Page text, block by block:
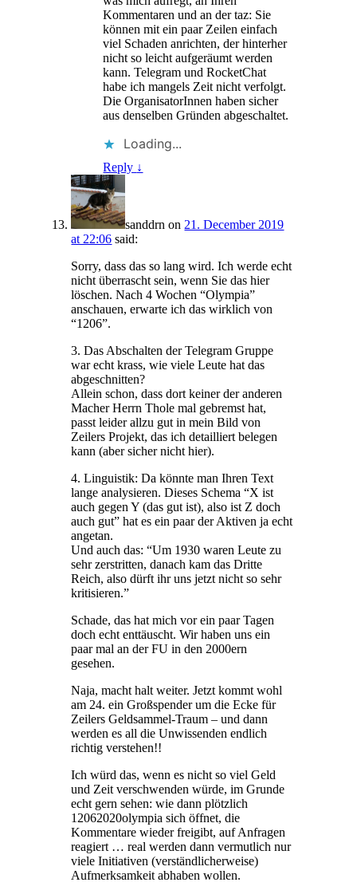
Kommentaren und an der taz: Sie
können mit ein paar Zeilen einfach
viel Schaden anrichten, der hinterher
nicht so leicht aufgeräumt werden
kann. Telegram und RocketChat
habe ich mangels Zeit nicht verfolgt.
Die OrganisatorInnen haben sicher
aus denselben Gründen abgeschaltet.
Loading...
Reply ↓
sanddrn on 21. December 2019
at 22:06 said:
Sorry, dass das so lang wird. Ich werde echt
nicht überrascht sein, wenn Sie das hier
löschen. Nach 4 Wochen “Olympia”
anschauen, erwarte ich das wirklich von
“1206”.
3. Das Abschalten der Telegram Gruppe
war echt krass, wie viele Leute hat das
abgeschnitten?
Allein schon, dass dort keiner der anderen
Macher Herrn Thole mal gebremst hat,
passt leider allzu gut in mein Bild von
Zeilers Projekt, das ich detailliert belegen
kann (aber sicher nicht hier).
4. Linguistik: Da könnte man Ihren Text
lange analysieren. Dieses Schema “X ist
auch gegen Y (das gut ist), also ist Z doch
auch gut” hat es ein paar der Aktiven ja echt
angetan.
Und auch das: “Um 1930 waren Leute zu
sehr zerstritten, danach kam das Dritte
Reich, also dürft ihr uns jetzt nicht so sehr
kritisieren.”
Schade, das hat mich vor ein paar Tagen
doch echt enttäuscht. Wir haben uns ein
paar mal an der FU in den 2000ern
gesehen.
Naja, macht halt weiter. Jetzt kommt wohl
am 24. ein Großspender um die Ecke für
Zeilers Geldsammel-Traum – und dann
werden es all die Unwissenden endlich
richtig verstehen!!
Ich würd das, wenn es nicht so viel Geld
und Zeit verschwenden würde, im Grunde
echt gern sehen: wie dann plötzlich
12062020olympia sich öffnet, die
Kommentare wieder freigibt, auf Anfragen
reagiert … real werden dann vermutlich nur
viele Initiativen (verständlicherweise)
Aufmerksamkeit abhaben wollen.